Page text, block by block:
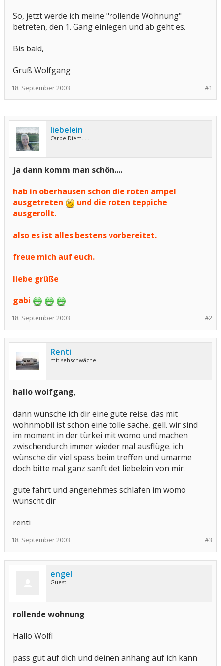
So, jetzt werde ich meine "rollende Wohnung"
betreten, den 1. Gang einlegen und ab geht es.
Bis bald,
Gruß Wolfgang
#1
18. September 2003
liebelein
Carpe Diem.....
ja dann komm man schön....
hab in oberhausen schon die roten ampel
ausgetreten
und die roten teppiche
ausgerollt.
also es ist alles bestens vorbereitet.
freue mich auf euch.
liebe grüße
gabi
#2
18. September 2003
Renti
mit sehschwäche
hallo wolfgang,
dann wünsche ich dir eine gute reise. das mit
wohnmobil ist schon eine tolle sache, gell. wir sind
im moment in der türkei mit womo und machen
zwischendurch immer wieder mal ausflüge. ich
wünsche dir viel spass beim treffen und umarme
doch bitte mal ganz sanft det liebelein von mir.
gute fahrt und angenehmes schlafen im womo
wünscht dir
renti
#3
18. September 2003
engel
Guest
rollende wohnung
Hallo Wolfi
pass gut auf dich und deinen anhang auf ich kann